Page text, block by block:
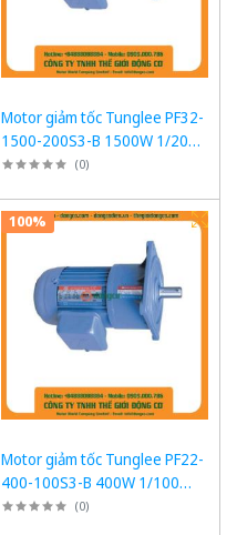
Motor giảm tốc Tunglee PF32-
1500-200S3-B 1500W 1/200
~7-8rpm Mặt bích
(0)
100%
Motor giảm tốc Tunglee PF22-
400-100S3-B 400W 1/100
~14-15rpm Mặt bích
(0)